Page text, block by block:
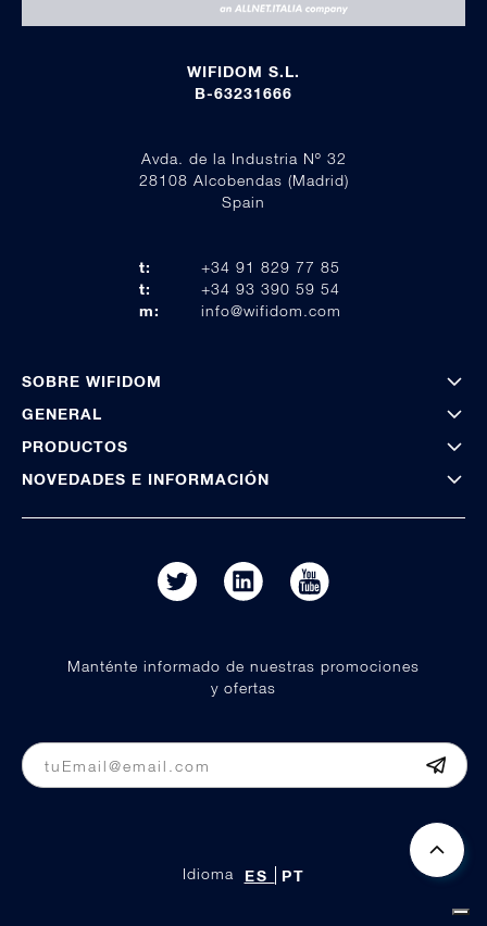
WIFIDOM S.L.
B-63231666
Avda. de la Industria Nº 32
28108 Alcobendas (Madrid)
Spain
t:
+34 91 829 77 85
t:
+34 93 390 59 54
m:
info@wifidom.com
SOBRE WIFIDOM
GENERAL
PRODUCTOS
NOVEDADES E INFORMACIÓN
Idioma ES PT
Manténte informado de nuestras promociones
y ofertas